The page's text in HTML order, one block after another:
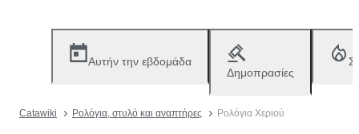
Αυτήν την εβδομάδα
Δημοπρασίες
Catawiki Ρολόγια, στυλό και αναπτήρες Ρολόγια Χεριού